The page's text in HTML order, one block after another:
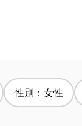
性別：女性